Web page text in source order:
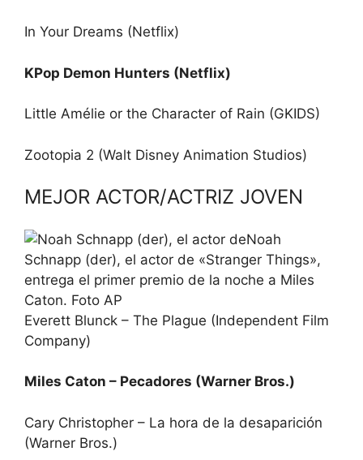
In Your Dreams (Netflix)
KPop Demon Hunters (Netflix)
Little Amélie or the Character of Rain (GKIDS)
Zootopia 2 (Walt Disney Animation Studios)
MEJOR ACTOR/ACTRIZ JOVEN
Noah
Schnapp (der), el actor de «Stranger Things»,
entrega el primer premio de la noche a Miles
Caton. Foto AP
Everett Blunck – The Plague (Independent Film
Company)
Miles Caton – Pecadores (Warner Bros.)
Cary Christopher – La hora de la desaparición
(Warner Bros.)